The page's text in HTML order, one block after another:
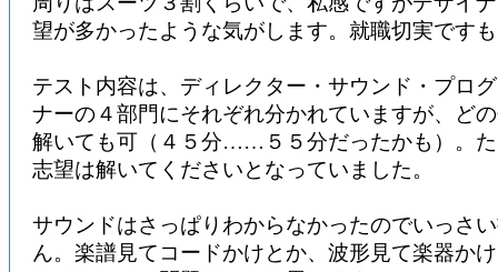
望が多かったような気がします。就職切実です
テスト内容は、ディレクター・サウンド・プロ
ナーの４部門にそれぞれ分かれていますが、ど
解いても可（４５分……５５分だったかも）。
志望は解いてくださいとなっていました。
サウンドはさっぱりわからなかったのでいっさ
ん。楽譜見てコードかけとか、波形見て楽器か